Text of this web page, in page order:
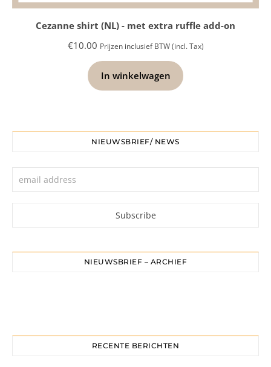
Cezanne shirt (NL) - met extra ruffle add-on
€10.00 Prijzen inclusief BTW (incl. Tax)
In winkelwagen
NIEUWSBRIEF/ NEWS
NIEUWSBRIEF – ARCHIEF
RECENTE BERICHTEN